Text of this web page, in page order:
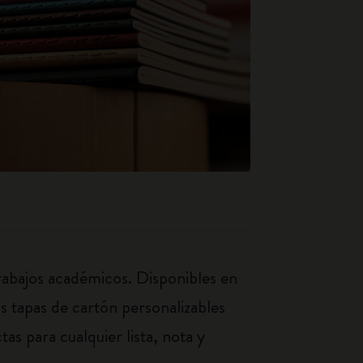
académicos. Disponibles en
de cartón personalizables
para cualquier lista, nota y